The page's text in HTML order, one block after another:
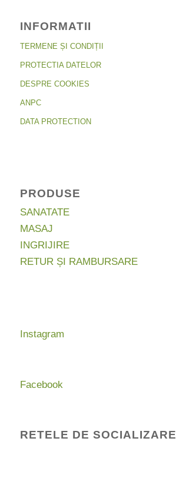
INFORMATII
TERMENE ȘI CONDIȚII
PROTECTIA DATELOR
DESPRE COOKIES
ANPC
DATA PROTECTION
PRODUSE
SANATATE
MASAJ
INGRIJIRE
RETUR ȘI RAMBURSARE
Instagram
Facebook
RETELE DE SOCIALIZARE